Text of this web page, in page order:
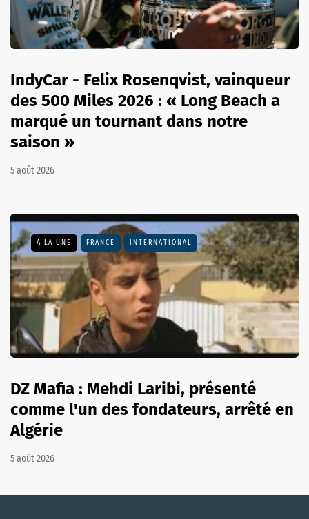
IndyCar - Felix Rosenqvist, vainqueur
des 500 Miles 2026 : « Long Beach a
marqué un tournant dans notre
saison »
5 août 2026
A LA UNE FRANCE INTERNATIONAL
DZ Mafia : Mehdi Laribi, présenté
comme l'un des fondateurs, arrêté en
Algérie
5 août 2026